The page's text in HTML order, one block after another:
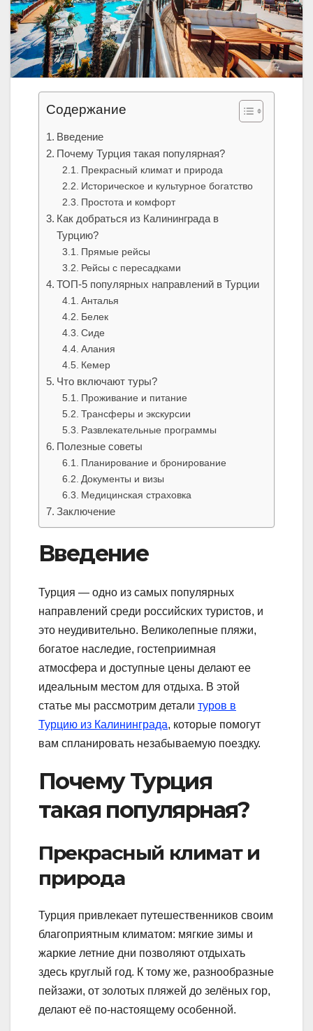
Содержание
Введение
Почему Турция такая популярная?
Прекрасный климат и природа
Историческое и культурное богатство
Простота и комфорт
Как добраться из Калининграда в
Турцию?
Прямые рейсы
Рейсы с пересадками
ТОП-5 популярных направлений в Турции
Анталья
Белек
Сиде
Алания
Кемер
Что включают туры?
Проживание и питание
Трансферы и экскурсии
Развлекательные программы
Полезные советы
Планирование и бронирование
Документы и визы
Медицинская страховка
Заключение
Введение
Турция — одно из самых популярных
направлений среди российских туристов, и
это неудивительно. Великолепные пляжи,
богатое наследие, гостеприимная
атмосфера и доступные цены делают ее
идеальным местом для отдыха. В этой
статье мы рассмотрим детали туров в
Турцию из Калининграда, которые помогут
вам спланировать незабываемую поездку.
Почему Турция
такая популярная?
Прекрасный климат и
природа
Турция привлекает путешественников своим
благоприятным климатом: мягкие зимы и
жаркие летние дни позволяют отдыхать
здесь круглый год. К тому же, разнообразные
пейзажи, от золотых пляжей до зелёных гор,
делают её по-настоящему особенной.